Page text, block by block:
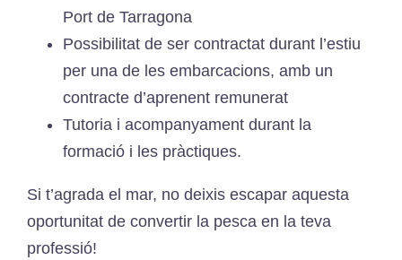
Port de Tarragona
Possibilitat de ser contractat durant l’estiu
per una de les embarcacions, amb un
contracte d’aprenent remunerat
Tutoria i acompanyament durant la
formació i les pràctiques.
Si t’agrada el mar, no deixis escapar aquesta
oportunitat de convertir la pesca en la teva
professió!